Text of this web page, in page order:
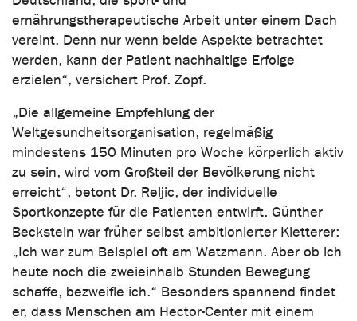
ernährungstherapeutische Arbeit unter einem Dach
vereint. Denn nur wenn beide Aspekte betrachtet
werden, kann der Patient nachhaltige Erfolge
erzielen“, versichert Prof. Zopf.
„Die allgemeine Empfehlung der
Weltgesundheitsorganisation, regelmäßig
mindestens 150 Minuten pro Woche körperlich aktiv
zu sein, wird vom Großteil der Bevölkerung nicht
erreicht“, betont Dr. Reljic, der individuelle
Sportkonzepte für die Patienten entwirft. Günther
Beckstein war früher selbst ambitionierter Kletterer:
„Ich war zum Beispiel oft am Watzmann. Aber ob ich
heute noch die zweieinhalb Stunden Bewegung
schaffe, bezweifle ich.“ Besonders spannend findet
er, dass Menschen am Hector-Center mit einem